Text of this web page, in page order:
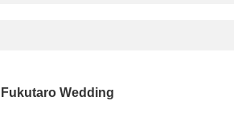
Fukutaro Wedding